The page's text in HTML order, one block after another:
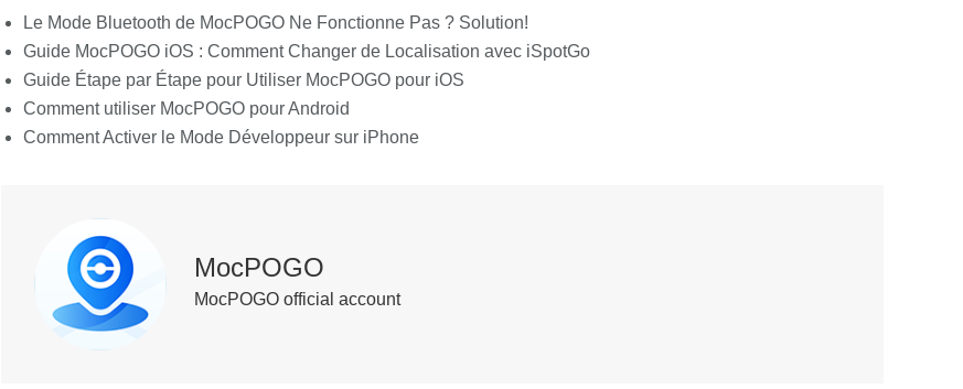
Le Mode Bluetooth de MocPOGO Ne Fonctionne Pas ? Solution!
Guide MocPOGO iOS : Comment Changer de Localisation avec iSpotGo
Guide Étape par Étape pour Utiliser MocPOGO pour iOS
Comment utiliser MocPOGO pour Android
Comment Activer le Mode Développeur sur iPhone
MocPOGO
MocPOGO official account